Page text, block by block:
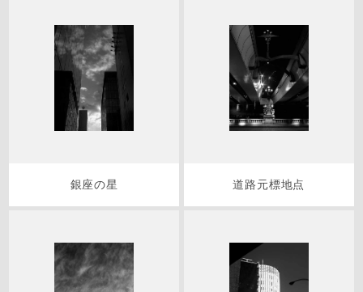
銀座の星 道路元標地点